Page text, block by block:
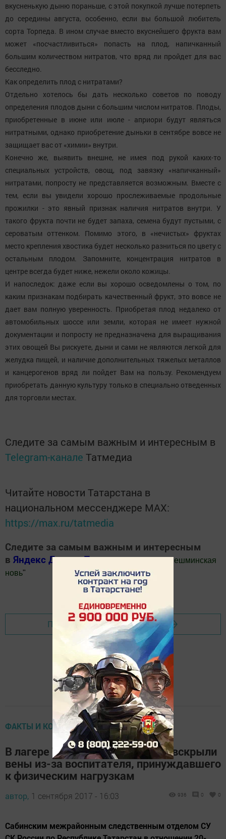
вкусненькую дыню пораньше, с этой покупкой лучше потерпеть
до середины августа, особенно, если вы большой любитель
сорта Торпеда. В ином случае вместо вкуснейшего фрукта вам
может «посчастливиться» попасть на плод, напичканный
большим количеством нитратов, что вряд ли пройдет для вас
бесследно.
Как определить плод с нитратами?
Отдельно хотелось бы дать несколько советов по поводу
определения плодов дыни с большим числом нитратов. Плоды,
приобретенные в июне или июле - априори будут являться
нитратными, однако приобретение дыньки в сентябре вовсе не
защищает вас от «химии» внутри.
Конечно же, выявить внешне, не имея под рукой каких-то
специальных устройств, овощ, под завязку «напичканный»
нитратами, попросту не представляется возможным. Вместе с
тем, если вы увидели хорошо прослеживаемые продольные
прожилки - это явный признак наличия нитратов внутри. У
такого фрукта почти не будет запаха, семена будут пустыми, с
сероватым оттенком. Помимо этого, в «нечистых» фруктах
место крепления хвостика будет несколько разниться по цвету с
остальным плодом. Запомните, концентрация нитратов в
центре всегда будет ниже, нежели около кожицы.
И напоследок: даже если вы хорошо осведомлены о том, по
каким признакам подбирать качественный фрукт, это вовсе не
дает вам полную уверенность. Приобретая плод недалеко от
автомобильных шоссе или земли, которая не имеет нужной
документации и попросту не предназначена для выращивания
этих овощей Вы рискуете, дыни и сами не являются легкой для
желудка пищей, и наличие дополнительных тяжелых металлов
и канцерогенов вряд ли пойдет Вам на пользу. Рекомендуем
приобретать данную культуру только в специально отведенных
для торговли местах.
Следите за самым важным и интересным в
Telegram-канале Татмедиа
Читайте новости Татарстана в
национальном мессенджере MАХ:
https://max.ru/tatmedia
Следите за самым важным и интересным
в Яндекс ДзениТелеграм канале
Шешминская
новь"
Добавить Шешминскую новь в Яндекс.Новости
Перейти на страницу новости
ФАКТЫ И КОММЕНТАРИИ
В лагере Татарстана подростки вскрыли
вены из-за воспитателя, принуждавшего
к физическим нагрузкам
автор, 1 сентября 2017 - 16:03 936 0 0
Сабинским межрайонным следственным отделом СУ